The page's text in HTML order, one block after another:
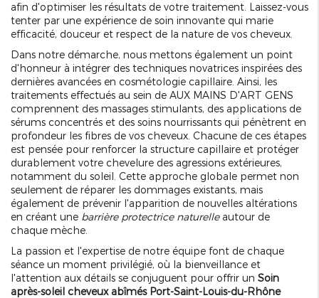
afin d'optimiser les résultats de votre traitement. Laissez-vous
tenter par une expérience de soin innovante qui marie
efficacité, douceur et respect de la nature de vos cheveux.
Dans notre démarche, nous mettons également un point
d'honneur à intégrer des techniques novatrices inspirées des
dernières avancées en cosmétologie capillaire. Ainsi, les
traitements effectués au sein de AUX MAINS D'ART GENS
comprennent des massages stimulants, des applications de
sérums concentrés et des soins nourrissants qui pénètrent en
profondeur les fibres de vos cheveux. Chacune de ces étapes
est pensée pour renforcer la structure capillaire et protéger
durablement votre chevelure des agressions extérieures,
notamment du soleil. Cette approche globale permet non
seulement de réparer les dommages existants, mais
également de prévenir l'apparition de nouvelles altérations
en créant une barrière protectrice naturelleautour de
chaque mèche.
La passion et l'expertise de notre équipe font de chaque
séance un moment privilégié, où la bienveillance et
l'attention aux détails se conjuguent pour offrir un Soin
après-soleil cheveux abîmés Port-Saint-Louis-du-Rhône